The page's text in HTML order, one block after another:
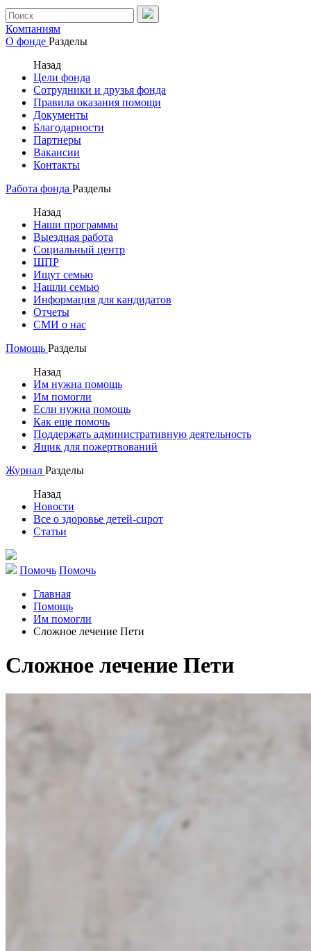
Компаниям
О фонде Разделы
Назад
Цели фонда
Сотрудники и друзья фонда
Правила оказания помощи
Документы
Благодарности
Партнеры
Вакансии
Контакты
Работа фонда Разделы
Назад
Наши программы
Выездная работа
Социальный центр
ШПР
Ищут семью
Нашли семью
Информация для кандидатов
Отчеты
СМИ о нас
Помощь Разделы
Назад
Им нужна помощь
Им помогли
Если нужна помощь
Как еще помочь
Поддержать административную деятельность
Ящик для пожертвований
Журнал Разделы
Назад
Новости
Все о здоровье детей-сирот
Статьи
Помочь Помочь
Главная
Помощь
Им помогли
Сложное лечение Пети
Сложное лечение Пети